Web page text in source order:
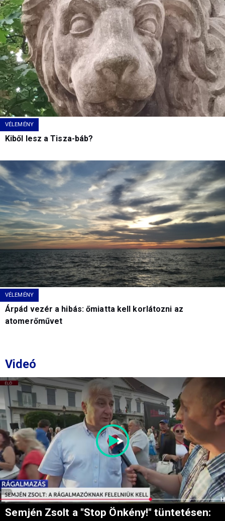
VÉLEMÉNY
Kiből lesz a Tisza-báb?
VÉLEMÉNY
Árpád vezér a hibás: őmiatta kell korlátozni az
atomerőművet
Videó
Semjén Zsolt a "Stop Önkény!" tüntetésen: